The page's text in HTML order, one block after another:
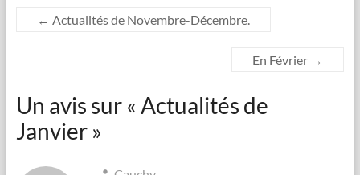
← Actualités de Novembre-Décembre.
En Février →
Un avis sur « Actualités de
Janvier»